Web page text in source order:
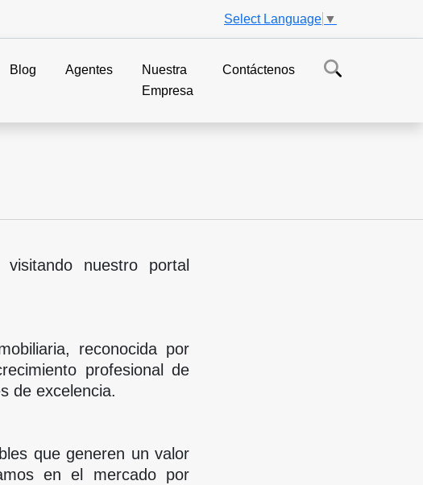
Select Language ▼
Blog Agentes
Nuestra
Empresa
Contáctenos
nuestro portal
reconocida por
profesional de
de excelencia.
que generen un valor
en el mercado por